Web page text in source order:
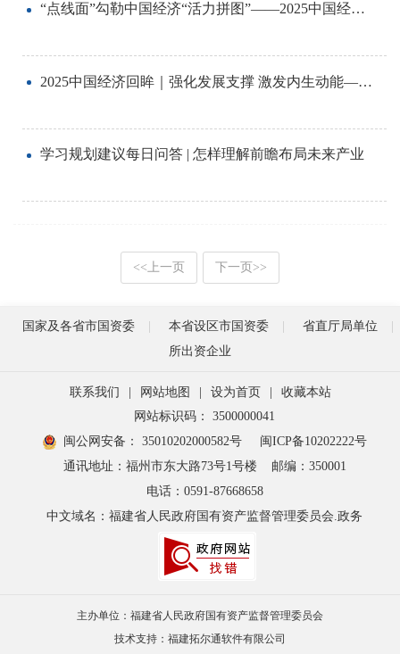
“点线面”勾勒中国经济“活力拼图”——2025中国经济全景扫描
2025中国经济回眸｜强化发展支撑 激发内生动能——中国大市场活力澎湃未来可期
学习规划建议每日问答 | 怎样理解前瞻布局未来产业
<< 上一页 下一页 >>
国家及各省市国资委 本省设区市国资委
省直厅局单位
所出资企业
联系我们 网站地图 设为首页
收藏本站
网站标识码： 3500000041
闽公网安备： 35010202000582号
闽ICP备10202222号
通讯地址：福州市东大路73号1号楼
邮编：350001
电话：0591-87668658
中文域名：福建省人民政府国有资产监督管理委员会.政务
主办单位：福建省人民政府国有资产监督管理委员会
技术支持：福建拓尔通软件有限公司